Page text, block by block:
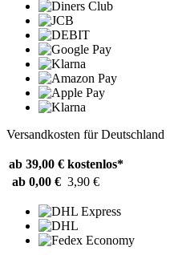
Versandkosten für Deutschland
ab 39,00 € kostenlos*
ab 0,00 € 3,90 €